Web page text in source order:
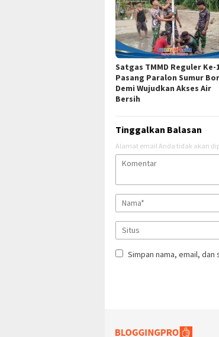
Satgas TMMD Reguler Ke-
Pasang Paralon Sumur Bor
Demi Wujudkan Akses Air
Bersih
Tinggalkan Balasan
Alamat email Anda tidak akan
Simpan nama, email,